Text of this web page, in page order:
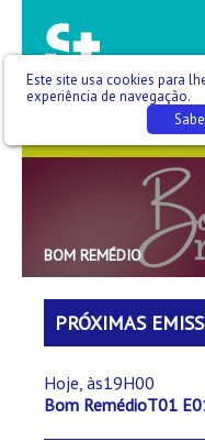
SAÚDE QUE SE VÊ
BOM REMÉDIO
PRÓXIMAS
Bom RemédioT01
Hoje, às19H00
Este site usa cookies para
experiência de navegação.